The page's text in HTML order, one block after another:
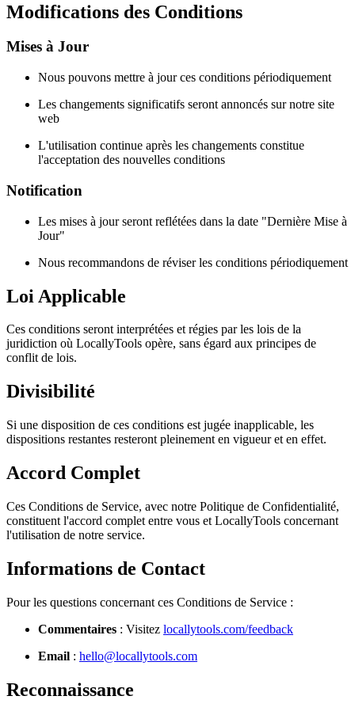
Modifications des Conditions
Mises à Jour
Nous pouvons mettre à jour ces conditions périodiquement
Les changements significatifs seront annoncés sur notre site
web
L'utilisation continue après les changements constitue
l'acceptation des nouvelles conditions
Notification
Les mises à jour seront reflétées dans la date "Dernière Mise à
Jour"
Nous recommandons de réviser les conditions périodiquement
Loi Applicable
Ces conditions seront interprétées et régies par les lois de la
juridiction où LocallyTools opère, sans égard aux principes de
conflit de lois.
Divisibilité
Si une disposition de ces conditions est jugée inapplicable, les
dispositions restantes resteront pleinement en vigueur et en effet.
Accord Complet
Ces Conditions de Service, avec notre Politique de Confidentialité,
constituent l'accord complet entre vous et LocallyTools concernant
l'utilisation de notre service.
Informations de Contact
Pour les questions concernant ces Conditions de Service :
Commentaires : Visitez locallytools.com/feedback
Email : hello@locallytools.com
Reconnaissance